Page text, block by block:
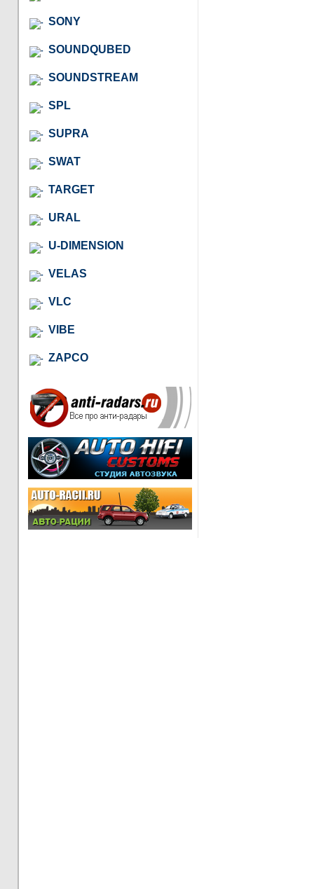
SONY
SOUNDQUBED
SOUNDSTREAM
SPL
SUPRA
SWAT
TARGET
URAL
U-DIMENSION
VELAS
VLC
VIBE
ZAPCO